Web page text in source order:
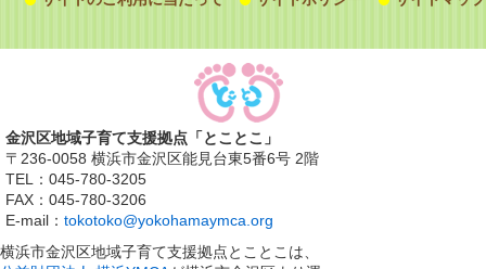
金沢区地域子育て支援拠点「とことこ」
〒236-0058 横浜市金沢区能見台東5番6号 2階
TEL：045-780-3205
FAX：045-780-3206
E-mail： tokotoko@yokohamaymca.org
横浜市金沢区地域子育て支援拠点とことこは、